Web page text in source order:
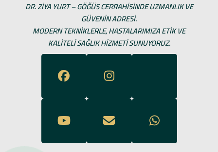
DR. ZIYA YURT – GÖĞÜS CERRAHISINDE UZMANLIK VE
GÜVENIN ADRESI.
MODERN TEKNIKLERLE, HASTALARIMIZA ETIK VE
KALITELI SAĞLIK HIZMETI SUNUYORUZ.